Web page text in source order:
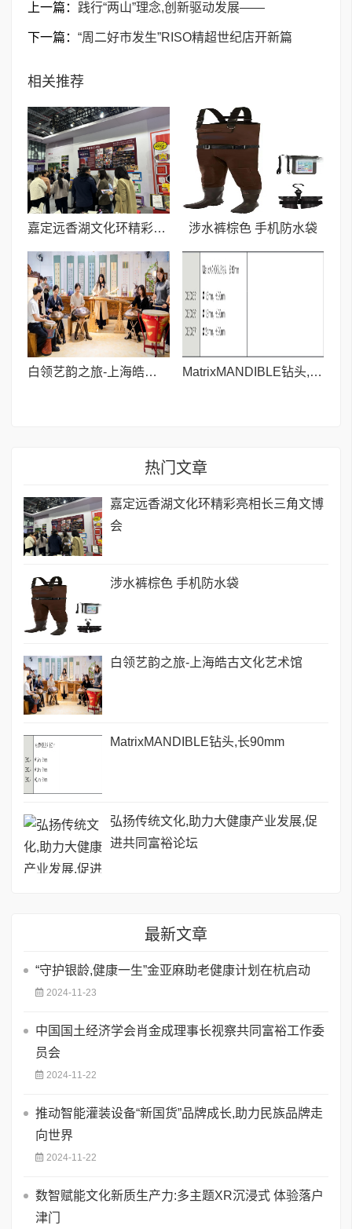
上一篇： 践行“两山”理念,创新驱动发展——
下一篇： “周二好市发生”RISO精超世纪店开新篇
相关推荐
嘉定远香湖文化环精彩亮相长三角文博会 涉水裤棕色 手机防水袋
白领艺韵之旅-上海皓古文化艺术馆 MatrixMANDIBLE钻头,长90mm
热门文章
嘉定远香湖文化环精彩亮相长三角文博
会
涉水裤棕色 手机防水袋
白领艺韵之旅-上海皓古文化艺术馆
MatrixMANDIBLE钻头,长90mm
弘扬传统文化,助力大健康产业发展,促
进共同富裕论坛
最新文章
“守护银龄,健康一生”金亚麻助老健康计划在杭启动
2024-11-23
中国国土经济学会肖金成理事长视察共同富裕工作委
员会
2024-11-22
推动智能灌装设备“新国货”品牌成长,助力民族品牌走
向世界
2024-11-22
数智赋能文化新质生产力:多主题XR沉浸式 体验落户
津门